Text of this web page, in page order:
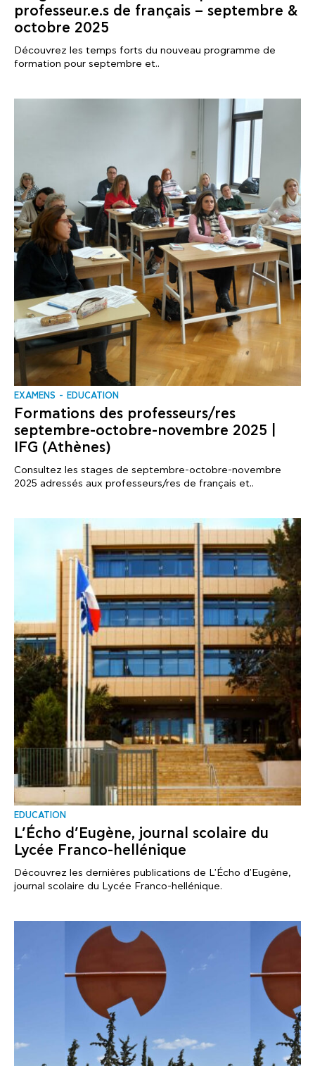
professeur.e.s de français – septembre &
octobre 2025
Découvrez les temps forts du nouveau programme de
formation pour septembre et..
EXAMENS EDUCATION
Formations des professeurs/res
septembre-octobre-novembre 2025 |
IFG (Athènes)
Consultez les stages de septembre-octobre-novembre
2025 adressés aux professeurs/res de français et..
EDUCATION
L’Écho d’Eugène, journal scolaire du
Lycée Franco-hellénique
Découvrez les dernières publications de L'Écho d'Eugène,
journal scolaire du Lycée Franco-hellénique.